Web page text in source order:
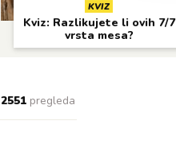
KVIZ
Kviz: Razlikujete li ovih 7/7
vrsta mesa?
2551pregleda